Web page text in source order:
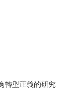
轉型正義的研究